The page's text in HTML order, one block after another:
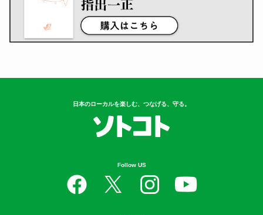
日本のローカルを楽しむ、つなげる、守る。
Follow US